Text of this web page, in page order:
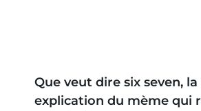
Que veut dire six seven, la
explication du mème qui